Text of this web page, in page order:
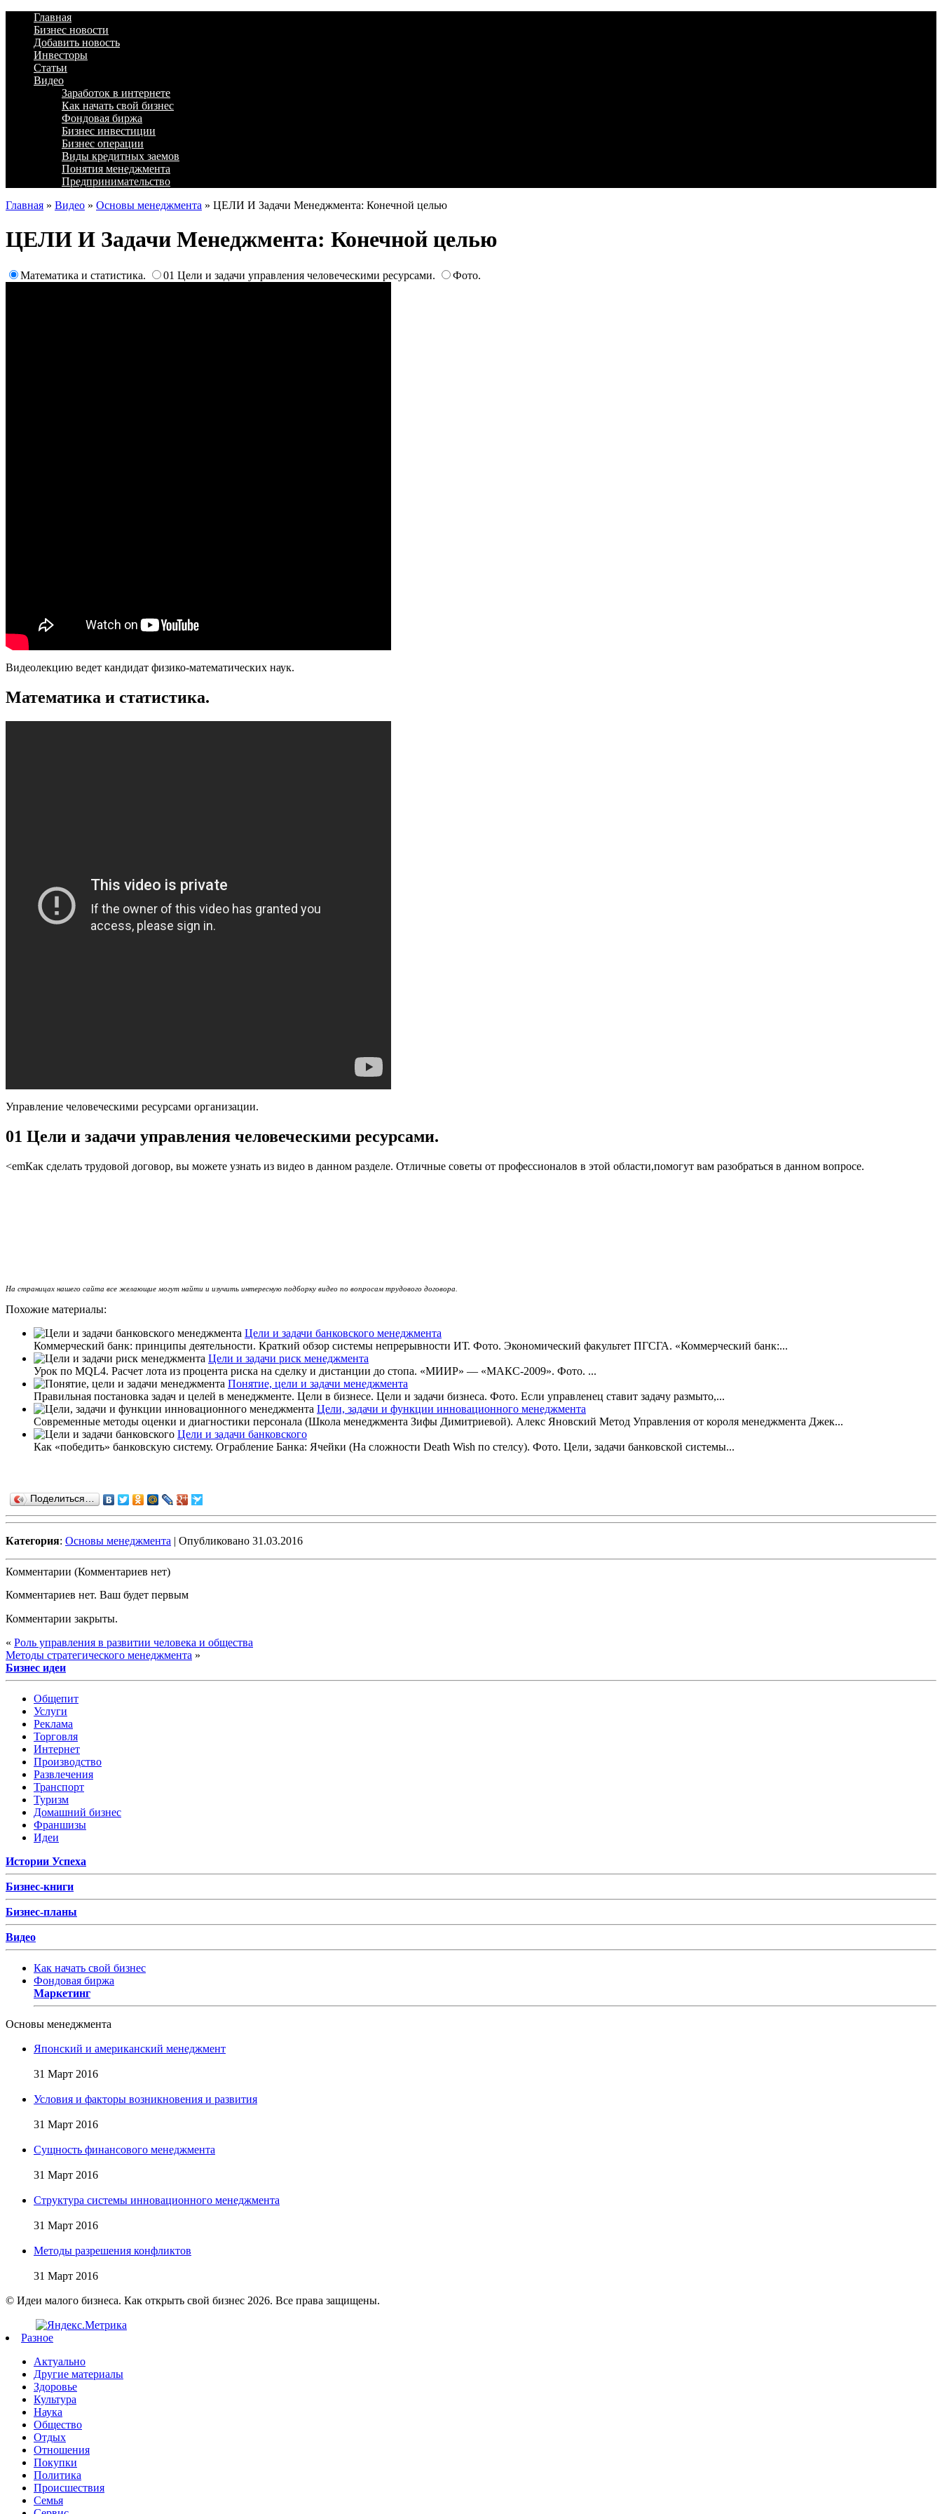
Главная
Бизнес новости
Добавить новость
Инвесторы
Статьи
Видео
Заработок в интернете
Как начать свой бизнес
Фондовая биржа
Бизнес инвестиции
Бизнес операции
Виды кредитных заемов
Понятия менеджмента
Предпринимательство
Главная » Видео » Основы менеджмента » ЦЕЛИ И Задачи Менеджмента: Конечной целью
ЦЕЛИ И Задачи Менеджмента: Конечной целью
Математика и статистика. 01 Цели и задачи управления человеческими ресурсами. Фото.
Видеолекцию ведет кандидат физико-математических наук.
Математика и статистика.
Управление человеческими ресурсами организации.
01 Цели и задачи управления человеческими ресурсами.
<emКак сделать трудовой договор, вы можете узнать из видео в данном разделе. Отличные советы от профессионалов в этой области,помогут вам разобраться в данном вопросе.
На страницах нашего сайта все желающие могут найти и изучить интересную подборку видео по вопросам трудового договора.
Похожие материалы:
Цели и задачи банковского менеджмента
Коммерческий банк: принципы деятельности. Краткий обзор системы непрерывности ИТ. Фото. Экономический факультет ПГСГА. «Коммерческий банк:...
Цели и задачи риск менеджмента
Урок по MQL4. Расчет лота из процента риска на сделку и дистанции до стопа. «МИИР» — «МАКС-2009». Фото. ...
Понятие, цели и задачи менеджмента
Правильная постановка задач и целей в менеджменте. Цели в бизнесе. Цели и задачи бизнеса. Фото. Если управленец ставит задачу размыто,...
Цели, задачи и функции инновационного менеджмента
Современные методы оценки и диагностики персонала (Школа менеджмента Зифы Димитриевой). Алекс Яновский Метод Управления от короля менеджмента Джек...
Цели и задачи банковского
Как «победить» банковскую систему. Ограбление Банка: Ячейки (На сложности Death Wish по стелсу). Фото. Цели, задачи банковской системы...
Поделиться…
Категория: Основы менеджмента | Опубликовано 31.03.2016
Комментарии (Комментариев нет)
Комментариев нет. Ваш будет первым
Комментарии закрыты.
« Роль управления в развитии человека и общества
Методы стратегического менеджмента »
Бизнес идеи
Общепит
Услуги
Реклама
Торговля
Интернет
Производство
Развлечения
Транспорт
Туризм
Домашний бизнес
Франшизы
Идеи
Истории Успеха
Бизнес-книги
Бизнес-планы
Видео
Как начать свой бизнес
Фондовая биржа
Маркетинг
Основы менеджмента
Японский и американский менеджмент
31 Март 2016
Условия и факторы возникновения и развития
31 Март 2016
Сущность финансового менеджмента
31 Март 2016
Структура системы инновационного менеджмента
31 Март 2016
Методы разрешения конфликтов
31 Март 2016
© Идеи малого бизнеса. Как открыть свой бизнес 2026. Все права защищены.
Разное
Актуально
Другие материалы
Здоровье
Культура
Наука
Общество
Отдых
Отношения
Покупки
Политика
Происшествия
Семья